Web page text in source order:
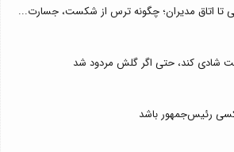
تا اتاق مدیران؛ چگونه ترس از شکست، جسارت...
شادی کند، حتی اگر گلش مردود شد
رئیس‌جمهور باشد